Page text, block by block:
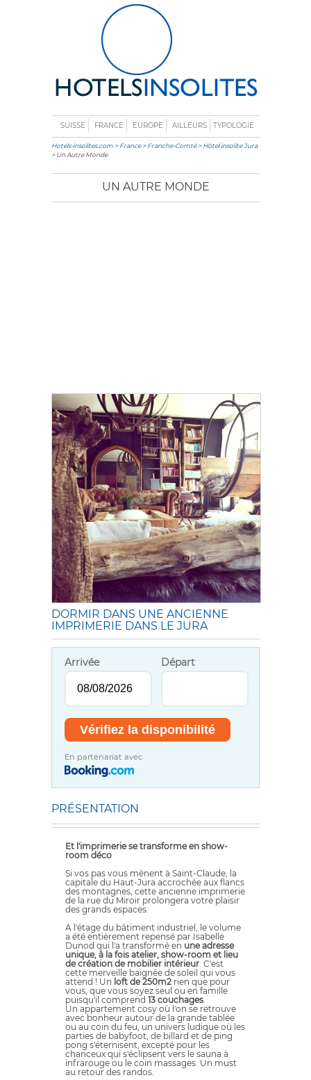
SUISSE FRANCE EUROPE AILLEURS TYPOLOGIE
Hotels-insolites.com >France>Franche-Comté>Hôtel insolite Jura
> Un Autre Monde
UN AUTRE MONDE
DORMIR DANS UNE ANCIENNE
IMPRIMERIE DANS LE JURA
Arrivée Départ
En partenariat avec
PRÉSENTATION
Et l'imprimerie se transforme en show-
room déco
Si vos pas vous mènent à Saint-Claude, la
capitale du Haut-Jura accrochée aux flancs
des montagnes, cette ancienne imprimerie
de la rue du Miroir prolongera votre plaisir
des grands espaces.
A l'étage du bâtiment industriel, le volume
a été entièrement repensé par Isabelle
Dunod qui l'a transformé en une adresse
unique, à la fois atelier, show-room et lieu
de création de mobilier intérieur . C'est
cette merveille baignée de soleil qui vous
attend ! Un loft de 250m2 rien que pour
vous, que vous soyez seul ou en famille
puisqu'il comprend 13 couchages
Un appartement cosy où l'on se retrouve
avec bonheur autour de la grande tablée
ou au coin du feu, un univers ludique où les
parties de babyfoot, de billard et de ping
pong s'éternisent, excepté pour les
chanceux qui s'éclipsent vers le sauna à
infrarouge ou le coin massages. Un must
au retour des randos.